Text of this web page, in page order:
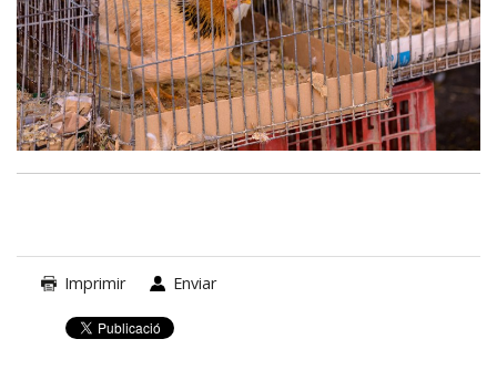
Imprimir Enviar